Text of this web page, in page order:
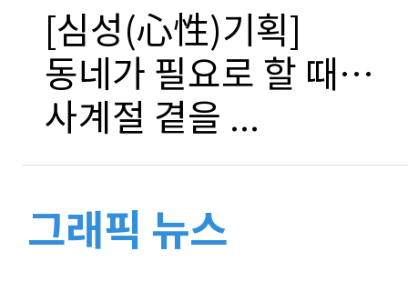
[심성(心性)기획]
동네가 필요로 할 때…
사계절 곁을 ...
그래픽 뉴스